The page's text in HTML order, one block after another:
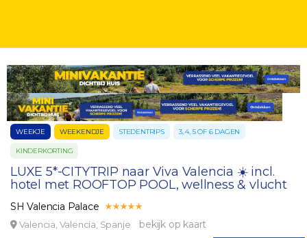
WEEKJE WEEKENDJE STEDENTRIPS 3, 4, 5 OF 6 DAGEN
KINDERKORTING
LUXE 5*-CITYTRIP naar Viva Valencia ☀️ incl.
hotel met ROOFTOP POOL, wellness & vlucht
SH Valencia Palace
Valencia, Valencia, Spanje bekijk op kaart